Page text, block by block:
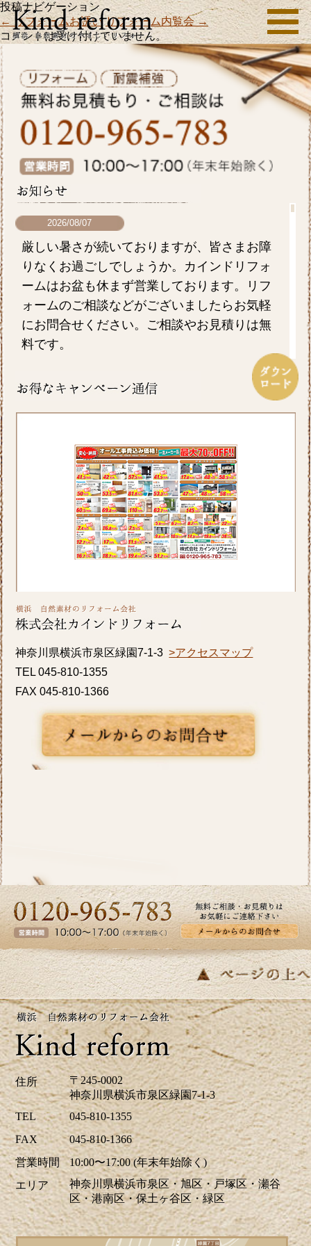
投稿ナビゲーション
←リフォームお誘い リフォーム内覧会→
コメントは受け付けていません。
2026/08/07
厳しい暑さが続いておりますが、皆さまお障
りなくお過ごしでしょうか。カインドリフォ
ームはお盆も休まず営業しております。リフ
ォームのご相談などがございましたらお気軽
にお問合せください。ご相談やお見積りは無
料です。
毎日暑い日が続きますがお元気にお過ごしで
摂るなど熱中症対策をしっかりしていきたい
ですね。ホームページでは横浜市S区T様邸の
屋根・外壁のリフォーム事例をアップ致しま
したのでご覧ください。カインドリフォーム
ではお見積り・ご相談を無料で行っておりま
す。お気軽にお問い合わせください。
きますが、いかがお過ごしですか？横浜市A区
致しましたのでご覧ください。カインドリフ
ォームではお見積り・ご相談を無料で行って
おります。お気軽にお問い合わせください。
2026/06/10
いよいよ梅雨入りですね。憂鬱な季節だから
ください。
2026/05/27
皆さま、こんにちは。夏のように暑い日があ
り体調管理が難しいですね。横浜市K区E様邸
のバス・洗面のリフォーム事例をアップ致し
ましたのでご覧下さい。お見積り、ご相談は
無料です。お気軽にお問合せ下さい。
2026/04/24
ツツジの花が街を鮮やかに彩り、お出かけに
も最適な季節ですね。当社はゴールデンウイ
ーク中も休まず営業しております。リフォー
ムに関するご相談、お見積りなどお気軽にお
問い合わせください。ホームページでは、H区
M様邸のキッチリフォーム、A区N様邸の玄関
ドアリフォーム事例を掲載致しました。リフ
ォームのご参考に是非ご覧ください。皆様か
らのお問合せをお待ちしております。
神奈川県横浜市泉区緑園7-1-3>アクセスマップ
TEL 045-810-1355
FAX 045-810-1366
住所
〒245-0002
神奈川県横浜市泉区緑園7-1-3
TEL
045-810-1355
FAX
045-810-1366
営業時間
10:00〜17:00 (年末年始除く)
エリア
神奈川県横浜市泉区・旭区・戸塚区・瀬谷
区・港南区・保土ヶ谷区・緑区